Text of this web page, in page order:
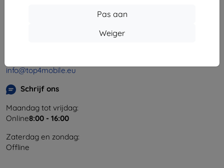
Pas aan
Weiger
SK2023549671
info@top4mobile.eu
Schrijf ons
Maandag tot vrijdag:
Online8:00 - 16:00
Zaterdag en zondag:
Offline